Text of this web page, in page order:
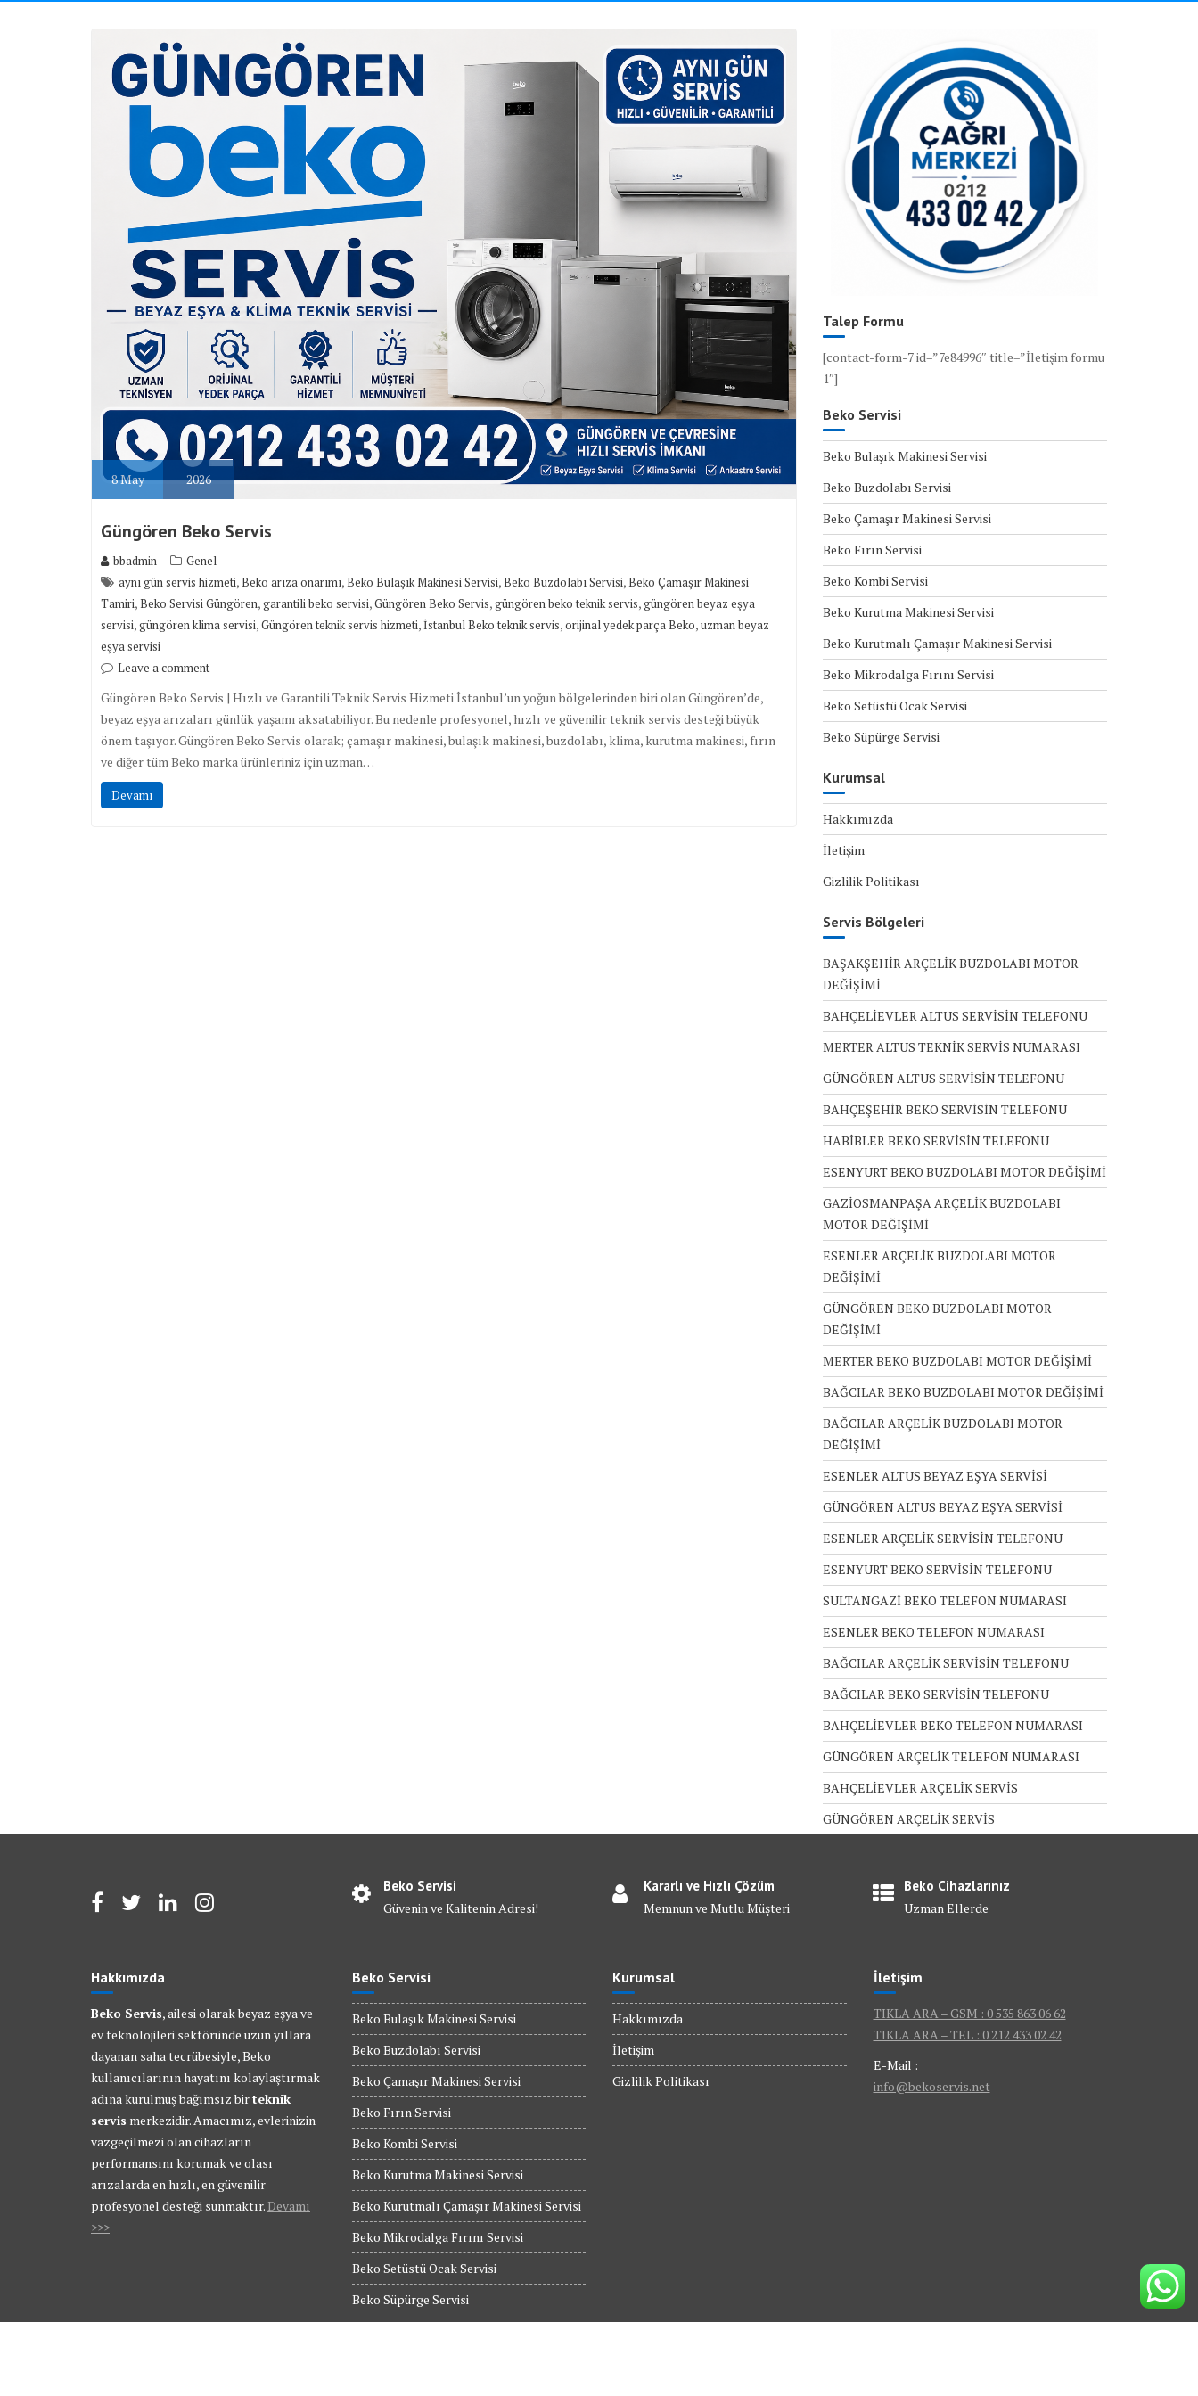
8May 2026
Güngören Beko Servis
bbadmin
Genel
aynı gün servis hizmeti,Beko arıza onarımı,Beko Bulaşık Makinesi Servisi,Beko Buzdolabı Servisi,Beko Çamaşır Makinesi
Tamiri,Beko Servisi Güngören,garantili beko servisi,Güngören Beko Servis,güngören beko teknik servis,güngören beyaz eşya
servisi,güngören klima servisi,Güngören teknik servis hizmeti,İstanbul Beko teknik servis,orijinal yedek parça Beko,uzman beyaz
eşya servisi
Leave a comment
Güngören Beko Servis | Hızlı ve Garantili Teknik Servis Hizmeti İstanbul’un yoğun bölgelerinden biri olan Güngören’de,
beyaz eşya arızaları günlük yaşamı aksatabiliyor. Bu nedenle profesyonel, hızlı ve güvenilir teknik servis desteği büyük
önem taşıyor. Güngören Beko Servis olarak; çamaşır makinesi, bulaşık makinesi, buzdolabı, klima, kurutma makinesi, fırın
ve diğer tüm Beko marka ürünleriniz için uzman…
Devamı
Talep Formu
[contact-form-7 id=”7e84996″ title=”İletişim formu
1″]
Beko Servisi
Beko Bulaşık Makinesi Servisi
Beko Buzdolabı Servisi
Beko Çamaşır Makinesi Servisi
Beko Fırın Servisi
Beko Kombi Servisi
Beko Kurutma Makinesi Servisi
Beko Kurutmalı Çamaşır Makinesi Servisi
Beko Mikrodalga Fırını Servisi
Beko Setüstü Ocak Servisi
Beko Süpürge Servisi
Kurumsal
Hakkımızda
İletişim
Gizlilik Politikası
Servis Bölgeleri
BAŞAKŞEHİR ARÇELİK BUZDOLABI MOTOR
DEĞİŞİMİ
BAHÇELİEVLER ALTUS SERVİSİN TELEFONU
MERTER ALTUS TEKNİK SERVİS NUMARASI
GÜNGÖREN ALTUS SERVİSİN TELEFONU
BAHÇEŞEHİR BEKO SERVİSİN TELEFONU
HABİBLER BEKO SERVİSİN TELEFONU
ESENYURT BEKO BUZDOLABI MOTOR DEĞİŞİMİ
GAZİOSMANPAŞA ARÇELİK BUZDOLABI
MOTOR DEĞİŞİMİ
ESENLER ARÇELİK BUZDOLABI MOTOR
DEĞİŞİMİ
GÜNGÖREN BEKO BUZDOLABI MOTOR
DEĞİŞİMİ
MERTER BEKO BUZDOLABI MOTOR DEĞİŞİMİ
BAĞCILAR BEKO BUZDOLABI MOTOR DEĞİŞİMİ
BAĞCILAR ARÇELİK BUZDOLABI MOTOR
DEĞİŞİMİ
ESENLER ALTUS BEYAZ EŞYA SERVİSİ
GÜNGÖREN ALTUS BEYAZ EŞYA SERVİSİ
ESENLER ARÇELİK SERVİSİN TELEFONU
ESENYURT BEKO SERVİSİN TELEFONU
SULTANGAZİ BEKO TELEFON NUMARASI
ESENLER BEKO TELEFON NUMARASI
BAĞCILAR ARÇELİK SERVİSİN TELEFONU
BAĞCILAR BEKO SERVİSİN TELEFONU
BAHÇELİEVLER BEKO TELEFON NUMARASI
GÜNGÖREN ARÇELİK TELEFON NUMARASI
BAHÇELİEVLER ARÇELİK SERVİS
GÜNGÖREN ARÇELİK SERVİS
Beko Servisi
Güvenin ve Kalitenin Adresi!
Kararlı ve Hızlı Çözüm
Memnun ve Mutlu Müşteri
Beko Cihazlarınız
Uzman Ellerde
Hakkımızda
Beko Servis, ailesi olarak beyaz eşya ve
ev teknolojileri sektöründe uzun yıllara
dayanan saha tecrübesiyle, Beko
kullanıcılarının hayatını kolaylaştırmak
adına kurulmuş bağımsız birteknik
servis merkezidir. Amacımız, evlerinizin
vazgeçilmezi olan cihazların
performansını korumak ve olası
arızalarda en hızlı, en güvenilir
profesyonel desteği sunmaktır. Devamı
>>>
Beko Servisi
Beko Bulaşık Makinesi Servisi
Beko Buzdolabı Servisi
Beko Çamaşır Makinesi Servisi
Beko Fırın Servisi
Beko Kombi Servisi
Beko Kurutma Makinesi Servisi
Beko Kurutmalı Çamaşır Makinesi Servisi
Beko Mikrodalga Fırını Servisi
Beko Setüstü Ocak Servisi
Beko Süpürge Servisi
Kurumsal
Hakkımızda
İletişim
Gizlilik Politikası
İletişim
TIKLA ARA – GSM : 0 535 863 06 62
TIKLA ARA – TEL : 0 212 433 02 42
E-Mail :
info@bekoservis.net